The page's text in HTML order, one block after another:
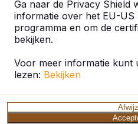
Ga naar de Privacy Shield
informatie over het EU-US
programma en om de
bekijken.
Voor meer informatie kunt
lezen: Bekijken
Recente